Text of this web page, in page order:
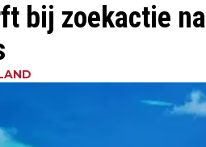
bij zoekactie